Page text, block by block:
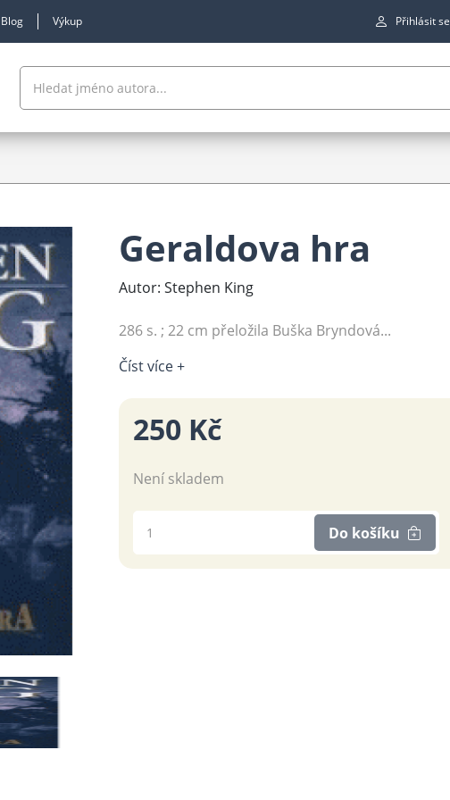
Blog Výkup Přihlásit se
Geraldova hra
Autor: Stephen King
286 s. ; 22 cm přeložila Buška Bryndová...
Číst více +
250 Kč
Není skladem
Do košíku